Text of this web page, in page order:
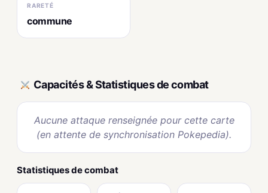
RARETÉ
commune
Capacités & Statistiques de combat
Aucune attaque renseignée pour cette carte
(en attente de synchronisation Pokepedia).
Statistiques de combat